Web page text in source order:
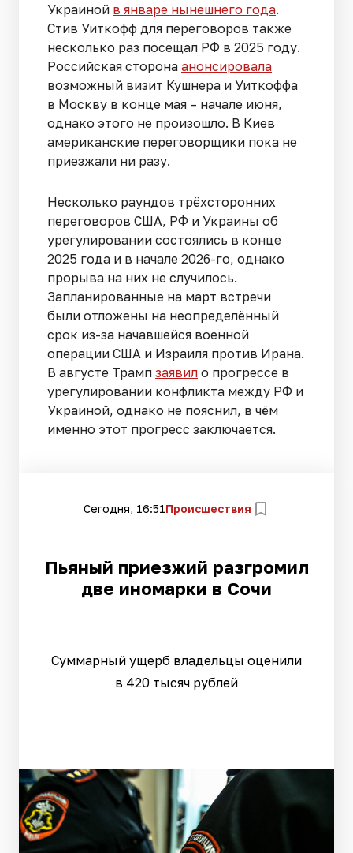
Украиной в январе нынешнего года.
Стив Уиткофф для переговоров также
несколько раз посещал РФ в 2025 году.
Российская сторона анонсировала
возможный визит Кушнера и Уиткоффа
в Москву в конце мая – начале июня,
однако этого не произошло. В Киев
американские переговорщики пока не
приезжали ни разу.
Несколько раундов трёхсторонних
переговоров США, РФ и Украины об
урегулировании состоялись в конце
2025 года и в начале 2026-го, однако
прорыва на них не случилось.
Запланированные на март встречи
были отложены на неопределённый
срок из-за начавшейся военной
операции США и Израиля против Ирана.
В августе Трамп заявил о прогрессе в
урегулировании конфликта между РФ и
Украиной, однако не пояснил, в чём
именно этот прогресс заключается.
Сегодня, 16:51Происшествия
Пьяный приезжий разгромил
две иномарки в Сочи
Суммарный ущерб владельцы оценили
в 420 тысяч рублей